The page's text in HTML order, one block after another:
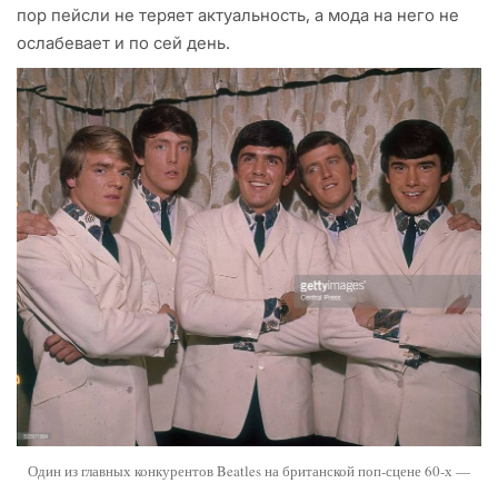
пор пейсли не теряет актуальность, а мода на него не
ослабевает и по сей день.
Один из главных конкурентов Beatles на британской поп-сцене 60-х —